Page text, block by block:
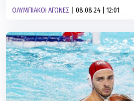
ΟΛΥΜΠΙΑΚΟΙ ΑΓΩΝΕΣ 08.08.24 | 12:01